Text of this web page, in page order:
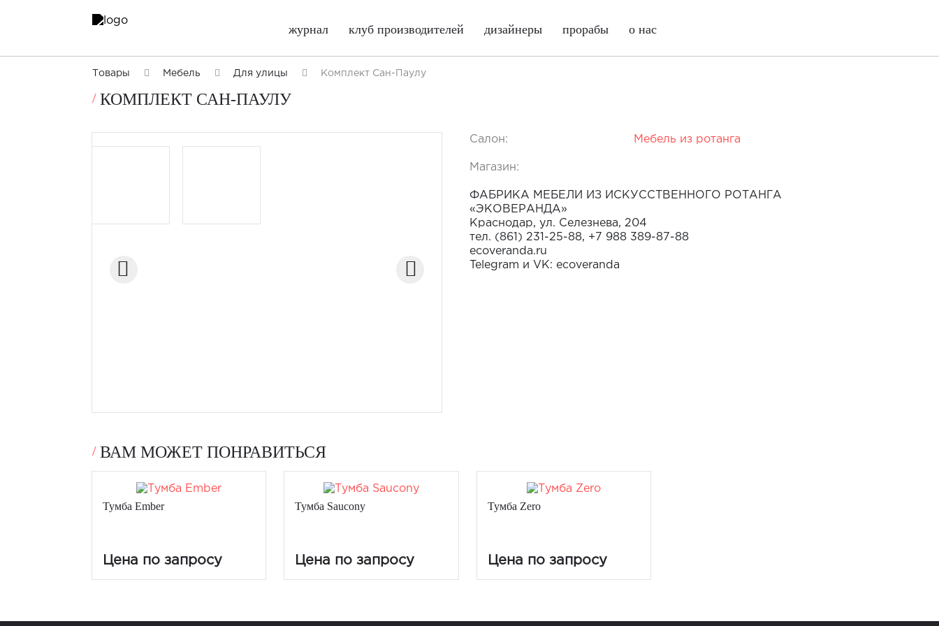
журнал клуб производителей дизайнеры прорабы о нас
Товары Мебель Для улицы Комплект Сан-Паулу
КОМПЛЕКТ САН-ПАУЛУ
Салон: Мебель из ротанга
Магазин:
ФАБРИКА МЕБЕЛИ ИЗ ИСКУССТВЕННОГО РОТАНГА
«ЭКОВЕРАНДА»
Краснодар, ул. Селезнева, 204
тел. (861) 231-25-88, +7 988 389-87-88
ecoveranda.ru
Telegram и VK: ecoveranda
ВАМ МОЖЕТ ПОНРАВИТЬСЯ
Тумба Ember
Цена по запросу
Тумба Saucony
Цена по запросу
Тумба Zero
Цена по запросу